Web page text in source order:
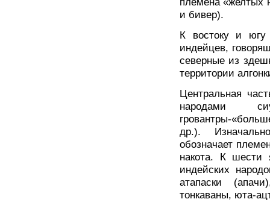
и бивер).
К востоку и югу
индейцев,
северные из
территории
Центральная
народами
гровантры-
др.).
обозначает
накота. К шести
индейских
атапаски
тонкаваны, юта-